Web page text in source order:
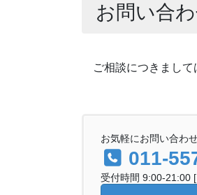
お問い合
ご相談につきまして
お気軽にお問い合わ
011-
受付時間 9:00-21:00